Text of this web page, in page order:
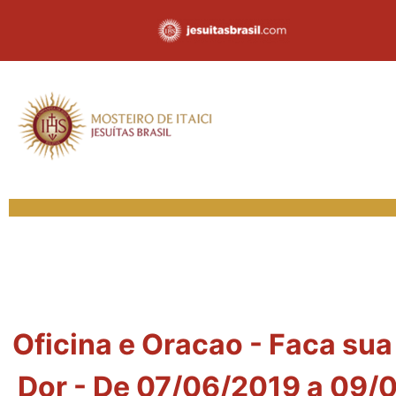
Oficina e Oracao - Faca
Dor - De 07/06/2019 a 09/